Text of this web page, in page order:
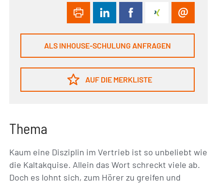
ALS INHOUSE-SCHULUNG ANFRAGEN
AUF DIE MERKLISTE
Thema
Kaum eine Disziplin im Vertrieb ist so unbeliebt wie
die Kaltakquise. Allein das Wort schreckt viele ab.
Doch es lohnt sich, zum Hörer zu greifen und